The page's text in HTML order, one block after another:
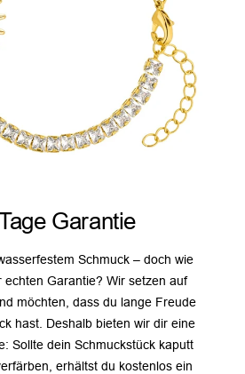
Garantie
Schmuck – doch wie
echten Garantie? Wir setzen auf
möchten, dass du lange Freude
hast. Deshalb bieten wir dir eine
Sollte dein Schmuckstück kaputt
erhältst du kostenlos ein